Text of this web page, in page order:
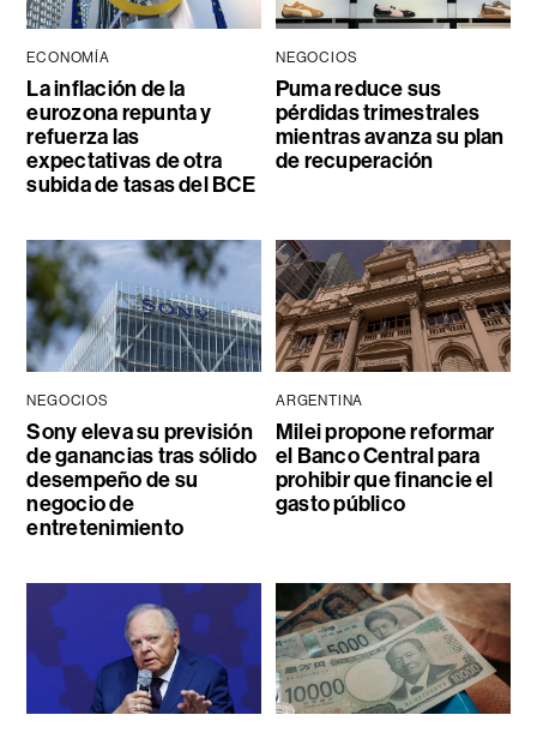
ECONOMÍA
La inflación de la
eurozona repunta y
refuerza las
expectativas de otra
subida de tasas del BCE
NEGOCIOS
Puma reduce sus
pérdidas trimestrales
mientras avanza su plan
de recuperación
NEGOCIOS
Sony eleva su previsión
de ganancias tras sólido
desempeño de su
negocio de
entretenimiento
ARGENTINA
Milei propone reformar
el Banco Central para
prohibir que financie el
gasto público